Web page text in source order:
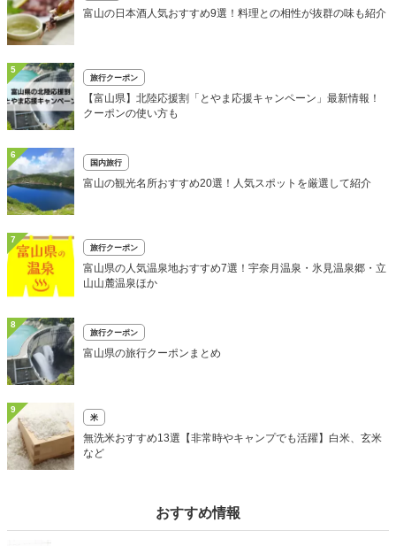
富山の日本酒人気おすすめ9選！料理との相性が抜群の味も紹介
5
旅行クーポン
【富山県】北陸応援割「とやま応援キャンペーン」最新情報！
クーポンの使い方も
6
国内旅行
富山の観光名所おすすめ20選！人気スポットを厳選して紹介
7
旅行クーポン
富山県の人気温泉地おすすめ7選！宇奈月温泉・氷見温泉郷・立
山山麓温泉ほか
8
旅行クーポン
富山県の旅行クーポンまとめ
9
米
無洗米おすすめ13選【非常時やキャンプでも活躍】白米、玄米
など
おすすめ情報